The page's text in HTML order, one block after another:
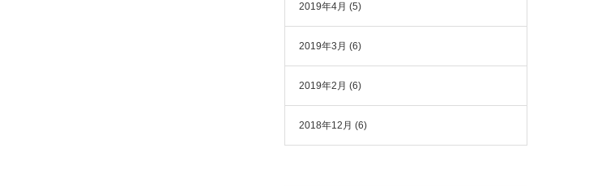
2019年4月 (5)
2019年3月 (6)
2019年2月 (6)
2018年12月 (6)